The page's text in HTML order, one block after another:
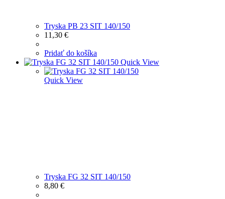
Tryska PB 23 SIT 140/150
11,30 €
Pridať do košíka
Quick View
Quick View
Tryska FG 32 SIT 140/150
8,80 €